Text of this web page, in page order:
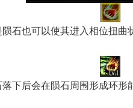
陨石也可以使其进入相位扭曲
落下后会在陨石周围形成环形